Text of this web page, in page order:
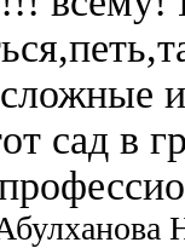
сад в